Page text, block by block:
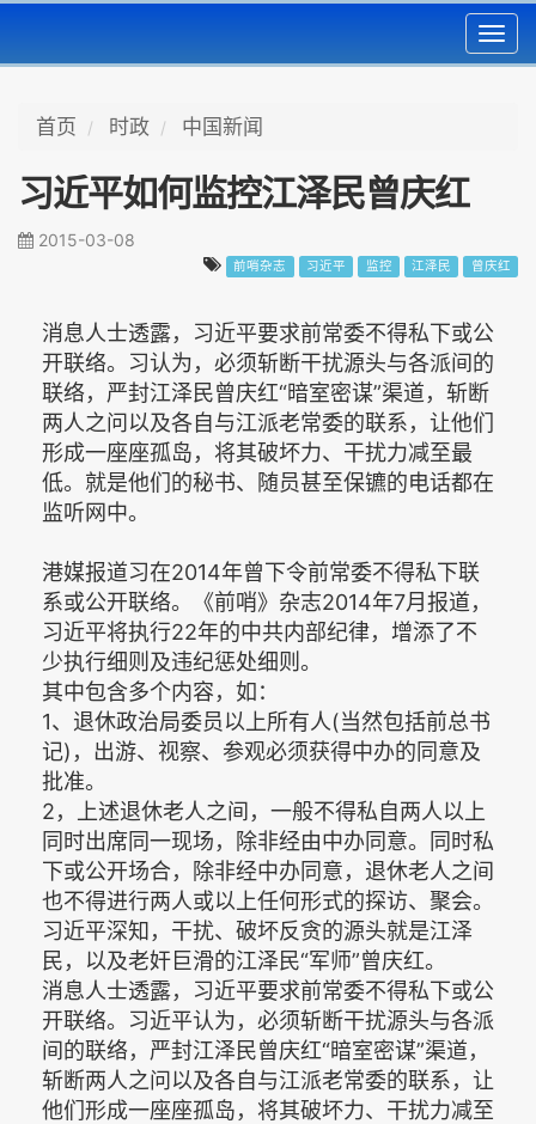
首页 时政 中国新闻
习近平如何监控江泽民曾庆红
2015-03-08
前哨杂志 习近平 监控 江泽民 曾庆红
消息人士透露，习近平要求前常委不得私下或公
开联络。习认为，必须斩断干扰源头与各派间的
联络，严封江泽民曾庆红“暗室密谋”渠道，斩断
两人之问以及各自与江派老常委的联系，让他们
形成一座座孤岛，将其破坏力、干扰力减至最
低。就是他们的秘书、随员甚至保镳的电话都在
监听网中。
港媒报道习在2014年曾下令前常委不得私下联
系或公开联络。《前哨》杂志2014年7月报道，
习近平将执行22年的中共内部纪律，增添了不
少执行细则及违纪惩处细则。
其中包含多个内容，如：
1、退休政治局委员以上所有人(当然包括前总书
记)，出游、视察、参观必须获得中办的同意及
批准。
2，上述退休老人之间，一般不得私自两人以上
同时出席同一现场，除非经由中办同意。同时私
下或公开场合，除非经中办同意，退休老人之间
也不得进行两人或以上任何形式的探访、聚会。
习近平深知，干扰、破坏反贪的源头就是江泽
民，以及老奸巨滑的江泽民“军师”曾庆红。
消息人士透露，习近平要求前常委不得私下或公
开联络。习近平认为，必须斩断干扰源头与各派
间的联络，严封江泽民曾庆红“暗室密谋”渠道，
斩断两人之问以及各自与江派老常委的联系，让
他们形成一座座孤岛，将其破坏力、干扰力减至